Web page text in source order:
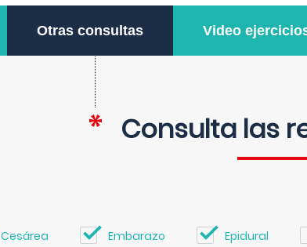
Otras consultas Video
Consulta las
Cesárea Embarazo Epidural